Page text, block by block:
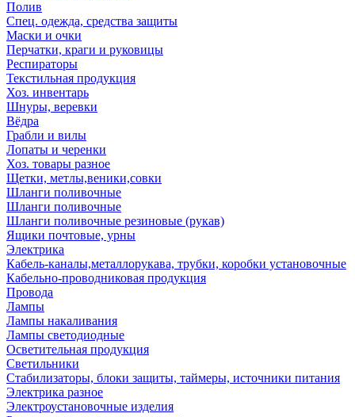
Полив
Спец. одежда, средства защиты
Маски и очки
Перчатки, краги и руковицы
Респираторы
Текстильная продукция
Хоз. инвентарь
Шнуры, веревки
Вёдра
Грабли и вилы
Лопаты и черенки
Хоз. товары разное
Щетки, метлы,веники,совки
Шланги поливочные
Шланги поливочные
Шланги поливочные резиновые (рукав)
Ящики почтовые, урны
Электрика
Кабель-каналы,металлорукава, трубки, коробки установочные
Кабельно-проводниковая продукция
Провода
Лампы
Лампы накаливания
Лампы светодиодные
Осветительная продукция
Светильники
Стабилизаторы, блоки защиты, таймеры, источники питания
Электрика разное
Электроустановочные изделия